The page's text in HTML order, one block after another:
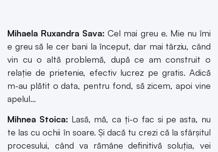
Mihaela Ruxandra Sava: Cel mai greu e. Mie nu îmi
e greu să le cer bani la început, dar mai târziu, când
vin cu o altă problemă, după ce am construit o
relație de prietenie, efectiv lucrez pe gratis. Adică
m-au plătit o data, pentru fond, să zicem, apoi vine
apelul…
Mihnea Stoica: Lasă, mă, ca ți-o fac si pe asta, nu
te las cu ochii în soare. Și dacă tu crezi că la sfârșitul
procesului, când va rămâne definitivă soluția, vei